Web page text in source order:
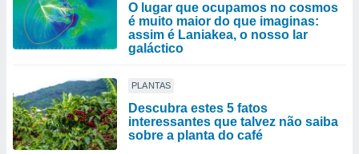
O lugar que ocupamos no cosmos
é muito maior do que imaginas:
assim é Laniakea, o nosso lar
galáctico
PLANTAS
Descubra estes 5 fatos
interessantes que talvez não saiba
sobre a planta do café